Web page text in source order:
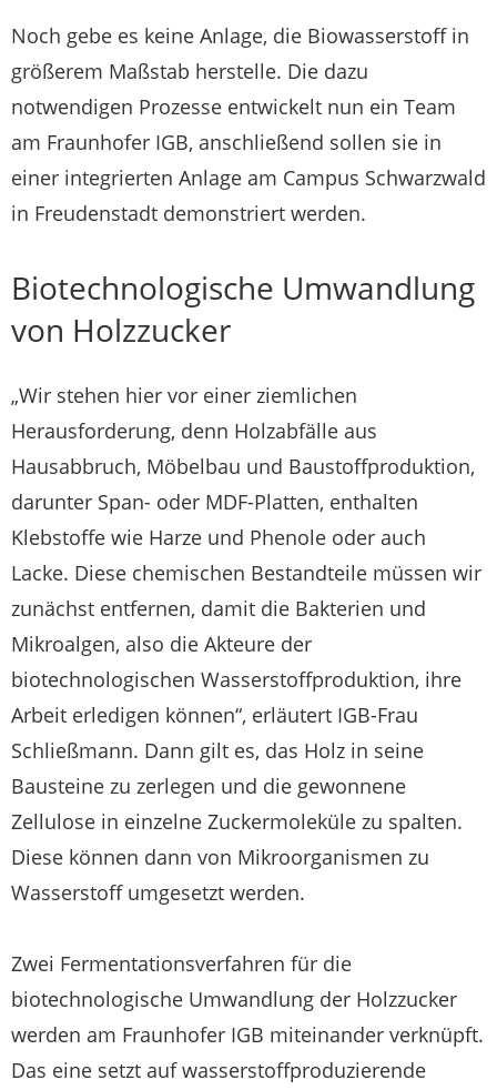
Noch gebe es keine Anlage, die Biowasserstoff in
größerem Maßstab herstelle. Die dazu
notwendigen Prozesse entwickelt nun ein Team
am Fraunhofer IGB, anschließend sollen sie in
einer integrierten Anlage am Campus Schwarzwald
in Freudenstadt demonstriert werden.
Biotechnologische Umwandlung
von Holzzucker
„Wir stehen hier vor einer ziemlichen
Herausforderung, denn Holzabfälle aus
Hausabbruch, Möbelbau und Baustoffproduktion,
darunter Span- oder MDF-Platten, enthalten
Klebstoffe wie Harze und Phenole oder auch
Lacke. Diese chemischen Bestandteile müssen wir
zunächst entfernen, damit die Bakterien und
Mikroalgen, also die Akteure der
biotechnologischen Wasserstoffproduktion, ihre
Arbeit erledigen können“, erläutert IGB-Frau
Schließmann. Dann gilt es, das Holz in seine
Bausteine zu zerlegen und die gewonnene
Zellulose in einzelne Zuckermoleküle zu spalten.
Diese können dann von Mikroorganismen zu
Wasserstoff umgesetzt werden.
Zwei Fermentationsverfahren für die
biotechnologische Umwandlung der Holzzucker
werden am Fraunhofer IGB miteinander verknüpft.
Das eine setzt auf wasserstoffproduzierende